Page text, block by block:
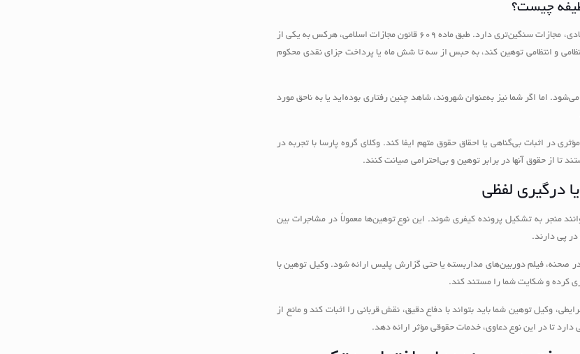
چیست؟
توهین به کارمندان دولت یا مأمورین حین انجام وظیفه، برخلاف توهین به افراد عادی، مجازات سنگین‌تری دارد. طبق ماده ۶۰۹ قانون مجازات اسلامی، هرکس به یکی از
نظامی و انتظامی توهین کند، به حبس از سه تا شش ماه یا پرداخت جزای نقدی محکوم
اما اگر شما نیز به‌عنوان شهروند، شاهد چنین رفتاری بوده‌اید یا به ناحق مورد
در اثبات بی‌گناهی یا احقاق حقوق متهم ایفا کند. وکلای گروه پارسا با تجربه در
تا از حقوق آنها در برابر توهین و بی‌احترامی صیانت کنند.
درگیری لفظی
منجر به تشکیل پرونده کیفری شوند. این نوع توهین‌ها معمولاً در مشاجرات بین
پی دارند.
صحنه، فیلم دوربین‌های مداربسته یا حتی گزارش پلیس ارائه شود. وکیل توهین با
کرده و شکایت شما را مستند کند.
وکیل توهین شما باید بتواند با دفاع دقیق، نقش قربانی را اثبات کند و مانع از
دارد تا در این نوع دعاوی، خدمات حقوقی مؤثر ارائه دهد.